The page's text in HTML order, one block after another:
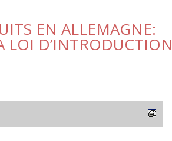
EN ALLEMAGNE:
LOI D’INTRODUCTION